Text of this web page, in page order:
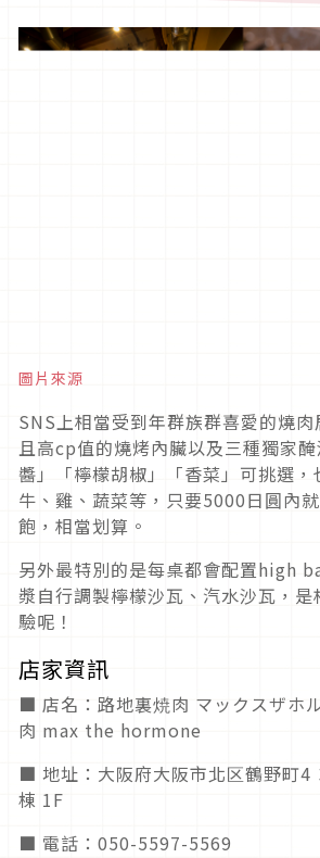
圖片來源
SNS上相當受到年群族群喜愛的燒
且高cp值的燒烤內臟以及三種獨家
醬」「檸檬胡椒」「香菜」可挑選，
牛、雞、蔬菜等，只要5000日圓內
飽，相當划算。
另外最特別的是每桌都會配置high
漿自行調製檸檬沙瓦、汽水沙瓦，是
驗呢！
店家資訊
■ 店名：路地裏焼肉 マックスザホ
肉 max the hormone
■ 地址：大阪府大阪市北区鶴野町4
棟 1F
■ 電話：050-5597-5569